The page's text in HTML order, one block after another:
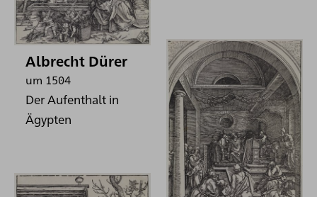
Albrecht Dürer
um 1504
Der Aufenthalt in
Ägypten